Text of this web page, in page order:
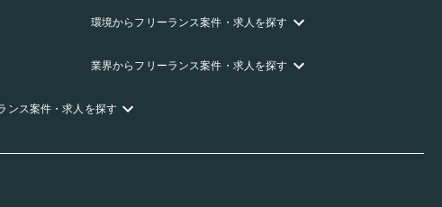
環境からフリーランス案件・求人を探す
業界からフリーランス案件・求人を探す
ンス案件・求人を探す